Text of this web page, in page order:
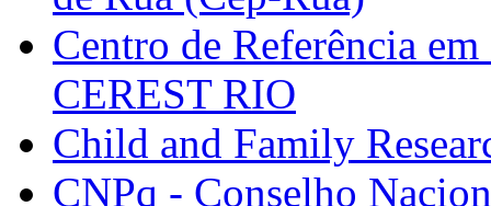
Centro de Referência
CEREST RIO
Child and Family
CNPq - Conselho